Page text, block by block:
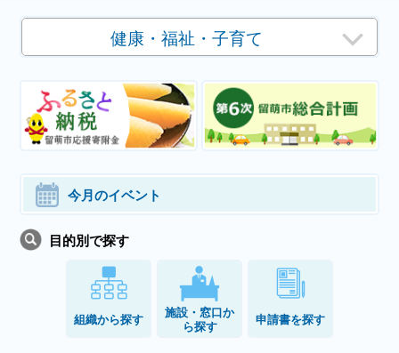
健康・福祉・子育て
今月のイベント
目的別で探す
組織から探す
施設・窓口か
ら探す
申請書を探す